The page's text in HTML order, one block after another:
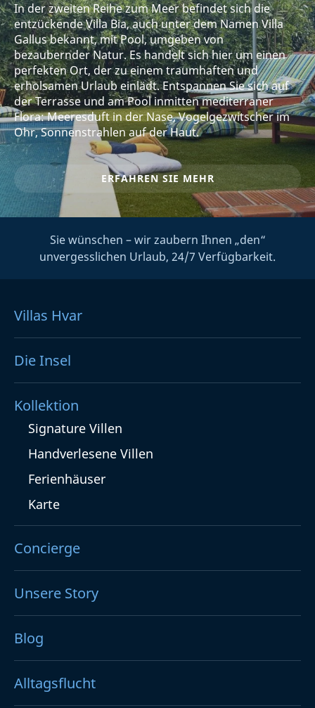
In der zweiten Reihe zum Meer befindet sich die
entzückende Villa Bia, auch unter dem Namen Villa
Gallus bekannt, mit Pool, umgeben von
bezaubernder Natur. Es handelt sich hier um einen
perfekten Ort, der zu einem traumhaften und
erholsamen Urlaub einlädt. Entspannen Sie sich auf
der Terrasse und am Pool inmitten mediterraner
Flora: Meeresduft in der Nase, Vogelgezwitscher im
Ohr, Sonnenstrahlen auf der Haut.
ERFAHREN SIE MEHR
Sie wünschen – wir zaubern Ihnen „den“
unvergesslichen Urlaub, 24/7 Verfügbarkeit.
Villas Hvar
Die Insel
Kollektion
Signature Villen
Handverlesene Villen
Ferienhäuser
Karte
Concierge
Unsere Story
Blog
Alltagsflucht